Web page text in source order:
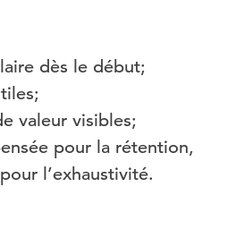
dès le début;
valeur visibles;
pour la rétention,
l’exhaustivité.